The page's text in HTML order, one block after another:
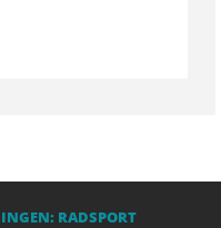
RADSPORT